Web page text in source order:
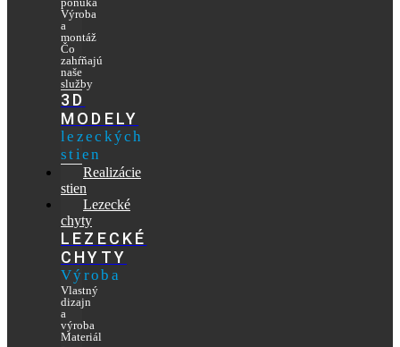
Výroba
a
montáž
Čo
zahŕňajú
naše
služby
3D
MODELY
lezeckých
stien
Realizácie
stien
Lezecké
chyty
LEZECKÉ
CHYTY
Výroba
Vlastný
dizajn
a
výroba
Materiál